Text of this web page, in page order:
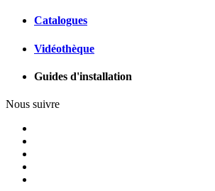
Catalogues
Vidéothèque
Guides d'installation
Nous suivre